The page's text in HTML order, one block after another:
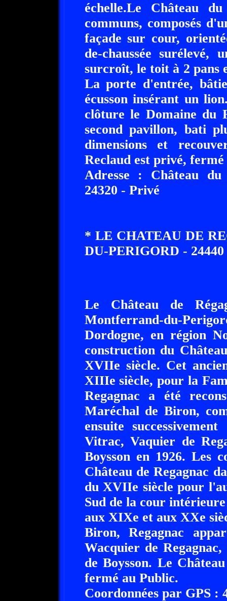
échelle.Le Château
communs, composés
façade sur cour,
de-chaussée
surcroît, le toit à 2 pans
La porte d'entrée,
écusson insérant un
clôture le Domaine du
second pavillon, bati
dimensions et
Reclaud est privé,
Adresse : Château du
24320 - Privé
* LE CHATEAU DE
DU-PERIGORD -
Le Château de
Montferrand-du-
Dordogne, en région
construction du
XVIIe siècle. Cet
XIIIe siècle, pour la
Regagnac a été
Maréchal de Biron,
ensuite
Vitrac, Vaquier de
Boysson en 1926. Les
Château de Regagnac
du XVIIe siècle pour
Sud de la cour
aux XIXe et aux XXe
Biron, Regagnac
Wacquier de
de Boysson. Le
fermé au Public.
Coordonnées par GPS :